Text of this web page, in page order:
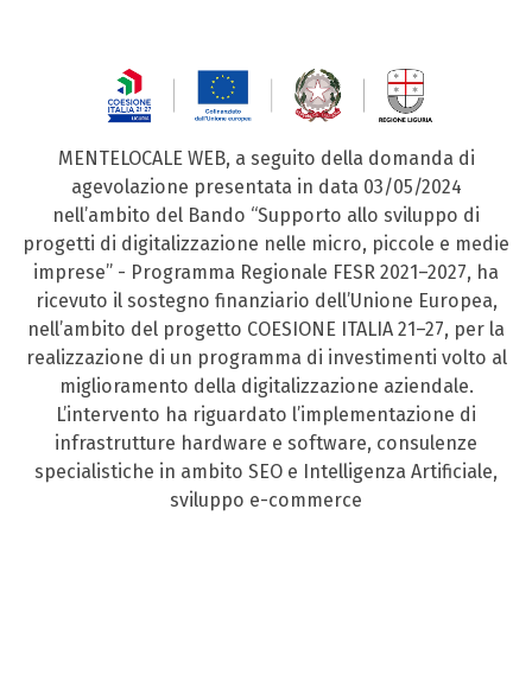
MENTELOCALE WEB, a seguito della domanda di
agevolazione presentata in data 03/05/2024
nell’ambito del Bando “Supporto allo sviluppo di
progetti di digitalizzazione nelle micro, piccole e medie
imprese” - Programma Regionale FESR 2021–2027, ha
ricevuto il sostegno finanziario dell’Unione Europea,
nell’ambito del progetto COESIONE ITALIA 21–27, per la
realizzazione di un programma di investimenti volto al
miglioramento della digitalizzazione aziendale.
L’intervento ha riguardato l’implementazione di
infrastrutture hardware e software, consulenze
specialistiche in ambito SEO e Intelligenza Artificiale,
sviluppo e-commerce